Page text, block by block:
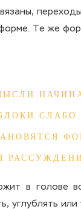
Те же
СЛАБО
в голове
углублять или